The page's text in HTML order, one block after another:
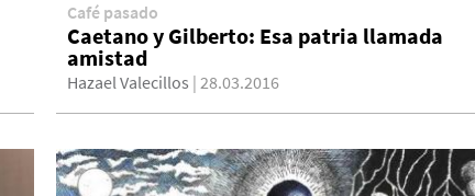
Café pasado
Caetano y Gilberto: Esa patria llamada
amistad
Hazael Valecillos | 28.03.2016